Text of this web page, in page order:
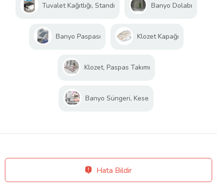
Tuvalet Kağıtlığı, Standı Banyo Dolabı
Banyo Paspası Klozet Kapağı
Klozet, Paspas Takımı
Banyo Süngeri, Kese
Hata Bildir